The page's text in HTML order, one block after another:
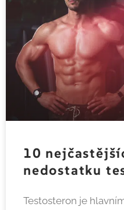
10
nedostatku
Testosteron je